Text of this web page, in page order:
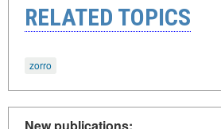
RELATED TOPICS
zorro
New publications: